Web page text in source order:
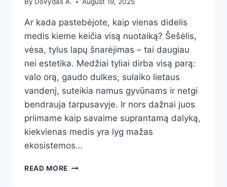
Ar kada pastebėjote, kaip vienas didelis
medis kieme keičia visą nuotaiką? Šešėlis,
vėsa, tylus lapų šnarėjimas – tai daugiau
nei estetika. Medžiai tyliai dirba visą parą:
valo orą, gaudo dulkes, sulaiko lietaus
vandenį, suteikia namus gyvūnams ir netgi
bendrauja tarpusavyje. Ir nors dažnai juos
priimame kaip savaime suprantamą dalyką,
kiekvienas medis yra lyg mažas
ekosistemos…
READ MORE 25